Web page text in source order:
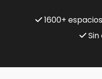
1600+ espacios